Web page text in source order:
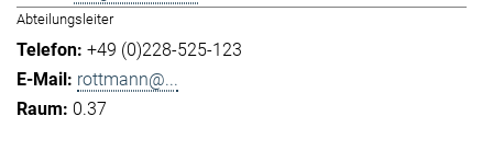
Abteilungsleiter
+49 (0)228-525-123
rottmann@...
0.37